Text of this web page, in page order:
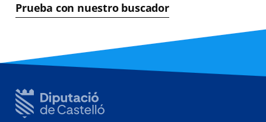
Prueba con nuestro buscador